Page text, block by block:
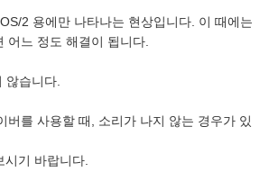
2 용에만 나타나는 현상입니다. 이 때에는
느 정도 해결이 됩니다.
않습니다.
버를 사용할 때, 소리가 나지 않는 경우가 있
기 바랍니다.